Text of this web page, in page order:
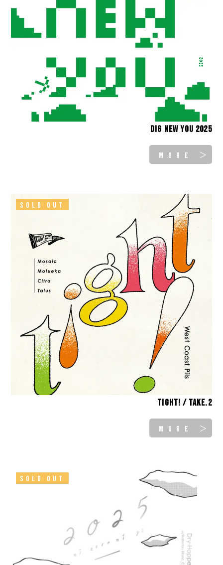
Dig New You 2025
MORE ＞
SOLD OUT
tight! / take.2
MORE ＞
SOLD OUT